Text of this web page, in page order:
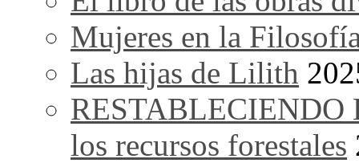
Mujeres en la
Las hijas de Lilith
RESTABLECIENDO
los recursos forestales